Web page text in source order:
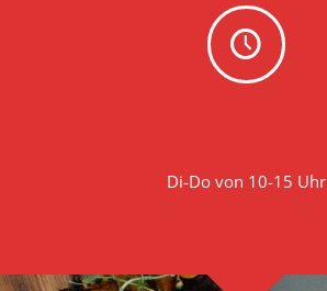
Di-Do von 10-15 Uhr